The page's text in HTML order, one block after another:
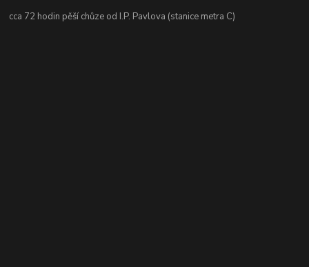
cca 72 hodin pěší chůze od I.P. Pavlova (stanice metra C)